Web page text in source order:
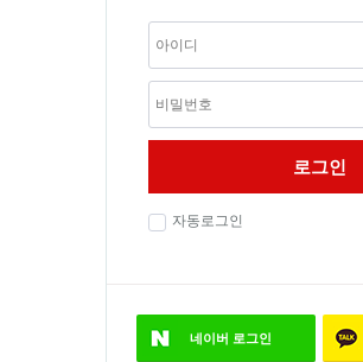
로그인
자동로그인
네이버 로그인